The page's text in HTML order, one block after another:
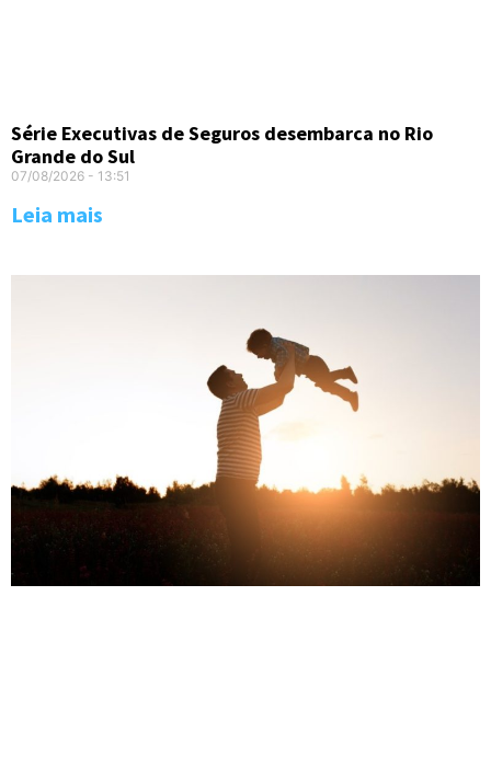
Série Executivas de Seguros desembarca no Rio
Grande do Sul
07/08/2026 13:51
Leia mais